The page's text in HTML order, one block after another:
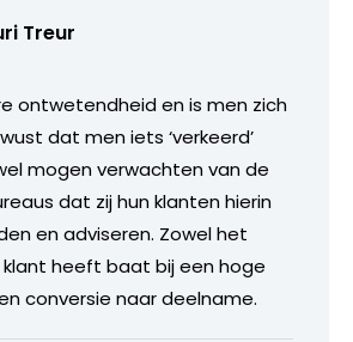
Treur
ontwetendheid en is men zich
dat men iets ‘verkeerd’
mogen verwachten van de
dat zij hun klanten hierin
en adviseren. Zowel het
heeft baat bij een hoge
conversie naar deelname.